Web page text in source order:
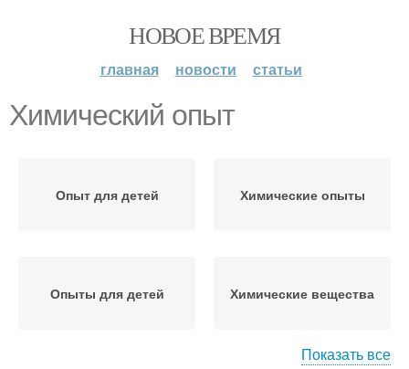
НОВОЕ ВРЕМЯ
главная новости статьи
Химический опыт
Опыт для детей Химические опыты
Опыты для детей Химические вещества
Показать все